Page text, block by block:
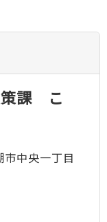
策課 こ
中央一丁目